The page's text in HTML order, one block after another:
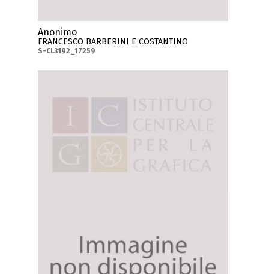
Anonimo
FRANCESCO BARBERINI E COSTANTINO
S-CL3192_17259